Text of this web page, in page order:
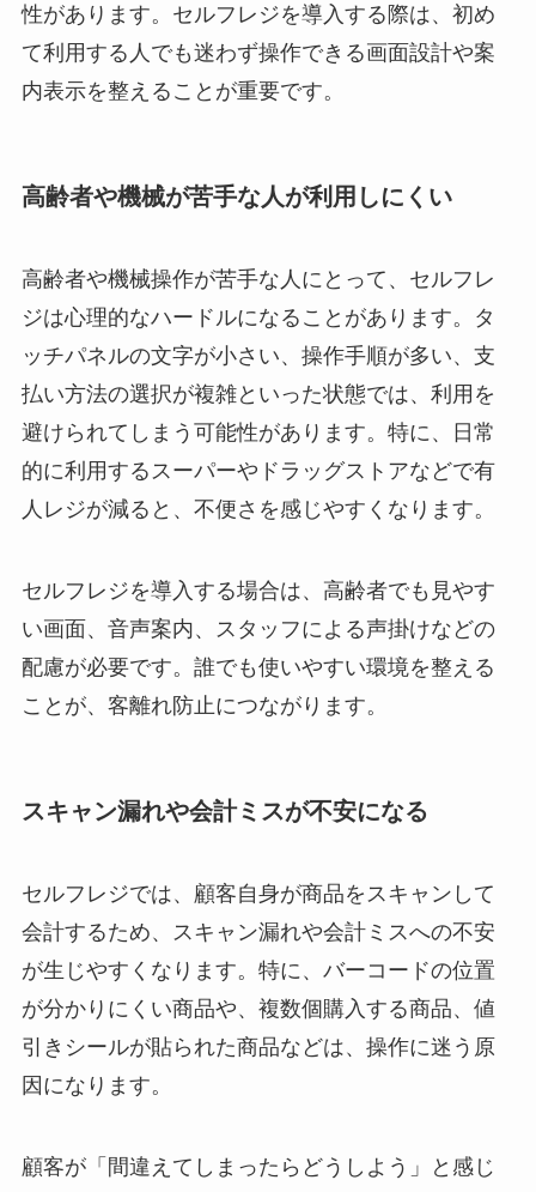
性があります。セルフレジを導入する際は、初め
て利用する人でも迷わず操作できる画面設計や案
内表示を整えることが重要です。
高齢者や機械が苦手な人が利用しにくい
高齢者や機械操作が苦手な人にとって、セルフレ
ジは心理的なハードルになることがあります。タ
ッチパネルの文字が小さい、操作手順が多い、支
払い方法の選択が複雑といった状態では、利用を
避けられてしまう可能性があります。特に、日常
的に利用するスーパーやドラッグストアなどで有
人レジが減ると、不便さを感じやすくなります。
セルフレジを導入する場合は、高齢者でも見やす
い画面、音声案内、スタッフによる声掛けなどの
配慮が必要です。誰でも使いやすい環境を整える
ことが、客離れ防止につながります。
スキャン漏れや会計ミスが不安になる
セルフレジでは、顧客自身が商品をスキャンして
会計するため、スキャン漏れや会計ミスへの不安
が生じやすくなります。特に、バーコードの位置
が分かりにくい商品や、複数個購入する商品、値
引きシールが貼られた商品などは、操作に迷う原
因になります。
顧客が「間違えてしまったらどうしよう」と感じ